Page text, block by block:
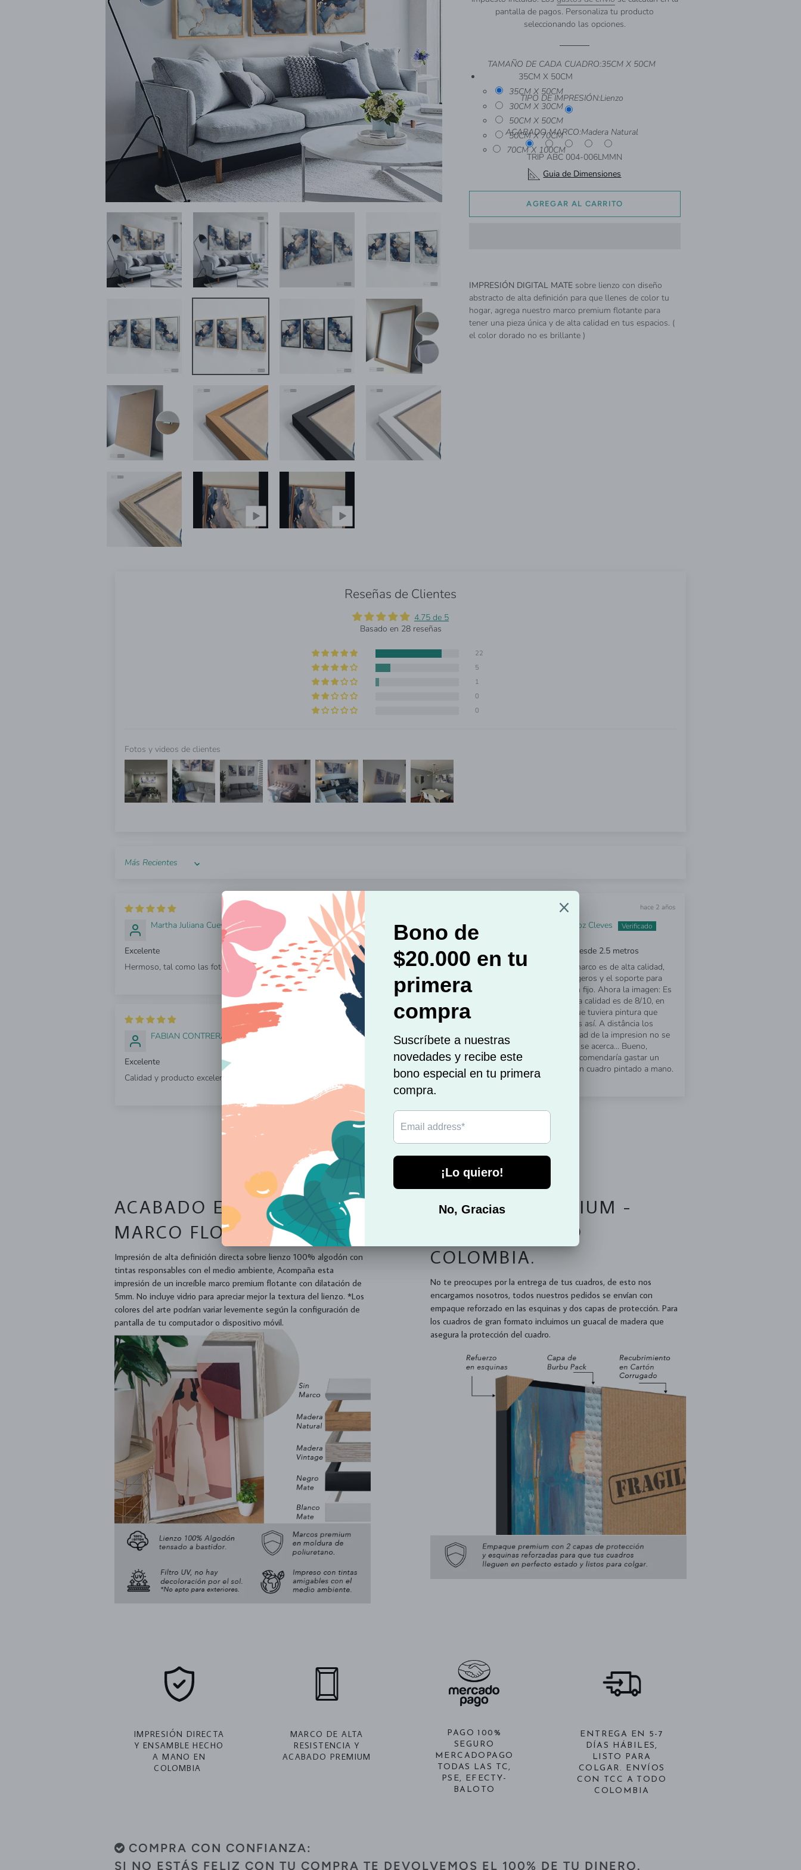
pantalla de pagos. Personaliza tu producto
seleccionando las opciones.
TAMAÑO DE CADA CUADRO:35CM X 50CM
35CM X 50CM
35CM X 50CM
30CM X 30CM
50CM X 50CM
50CM X 70CM
70CM X 100CM
TIPO DE IMPRESIÓN:Lienzo
ACABADO MARCO:Madera Natural
TRIP ABC 004-006LMMN
Guia de Dimensiones
AGREGAR AL CARRITO
IMPRESIÓN DIGITAL MATEsobre lienzo con diseño
abstracto de alta definición para que llenes de color tu
hogar, agrega nuestro marco premium flotante para
tener una pieza única y de alta calidad en tus espacios. (
el color dorado no es brillante )
Reseñas de Clientes
4.75 de 5
Basado en 28 reseñas
22
5
1
0
0
Fotos y videos de clientes
Sort by
hace 1 año
Martha Juliana Cuevas Pinilla
Excelente
Hermoso, tal como las fotos.
Juliana Sanchez
Excelente
Fue un regalo muy especial y la persona
que lo recibió quedó feliz
hace 2 años
Oscar Munoz Cleves
Se ven muy bien desde 2.5 metros
El terminado del marco es de alta calidad,
los cuadros son ligeros y el soporte para
colgarlos está bien fijo. Ahora la imagen: Es
una impresión cuya calidad es de 8/10, en
las fotos parece que tuviera pintura que
brilla/reflecta, no es así. A distância los
detalles de la calidad de la impresion no se
notan, pero si uno se acerca... Bueno,
digamos que yo recomendaría gastar un
poquito más por un cuadro pintado a mano.
hace 2 años
FABIAN CONTRERAS L
Excelente
Calidad y producto excelente
Hermoso producto y cuidadosamente
empacado
3
ACABADO EN LIENZO CON
MARCO FLOTANTE.
Impresión de alta definición directa sobre lienzo 100% algodón con
tintas responsables con el medio ambiente, Acompaña esta
impresión de un increíble marco premium flotante con dilatación de
5mm. No incluye vidrio para apreciar mejor la textura del lienzo. *Los
colores del arte podrían variar levemente según la configuración de
pantalla de tu computador o dispositivo móvil.
EMPAQUE PREMIUM -
ENVIOS A TODO
COLOMBIA.
No te preocupes por la entrega de tus cuadros, de esto nos
encargamos nosotros, todos nuestros pedidos se envían con
empaque reforzado en las esquinas y dos capas de protección. Para
los cuadros de gran formato incluimos un guacal de madera que
asegura la protección del cuadro.
IMPRESIÓN DIRECTA
Y ENSAMBLE HECHO
A MANO EN
COLOMBIA
MARCO DE ALTA
RESISTENCIA Y
ACABADO PREMIUM
PAGO 100%
SEGURO
MERCADOPAGO
TODAS LAS TC,
PSE, EFECTY-
BALOTO
ENTREGA EN 5-7
DÍAS HÁBILES,
LISTO PARA
COLGAR. ENVÍOS
CON TCC A TODO
COLOMBIA
COMPRA CON CONFIANZA:
SI NO ESTÁS FELIZ CON TU COMPRA TE DEVOLVEMOS EL 100% DE TU DINERO.